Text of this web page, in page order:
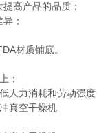
高产品的品质；
；
材质铺底。
；
人力消耗和劳动强